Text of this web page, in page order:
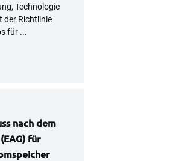
Technologie
der Richtlinie
für ...
nach dem
für